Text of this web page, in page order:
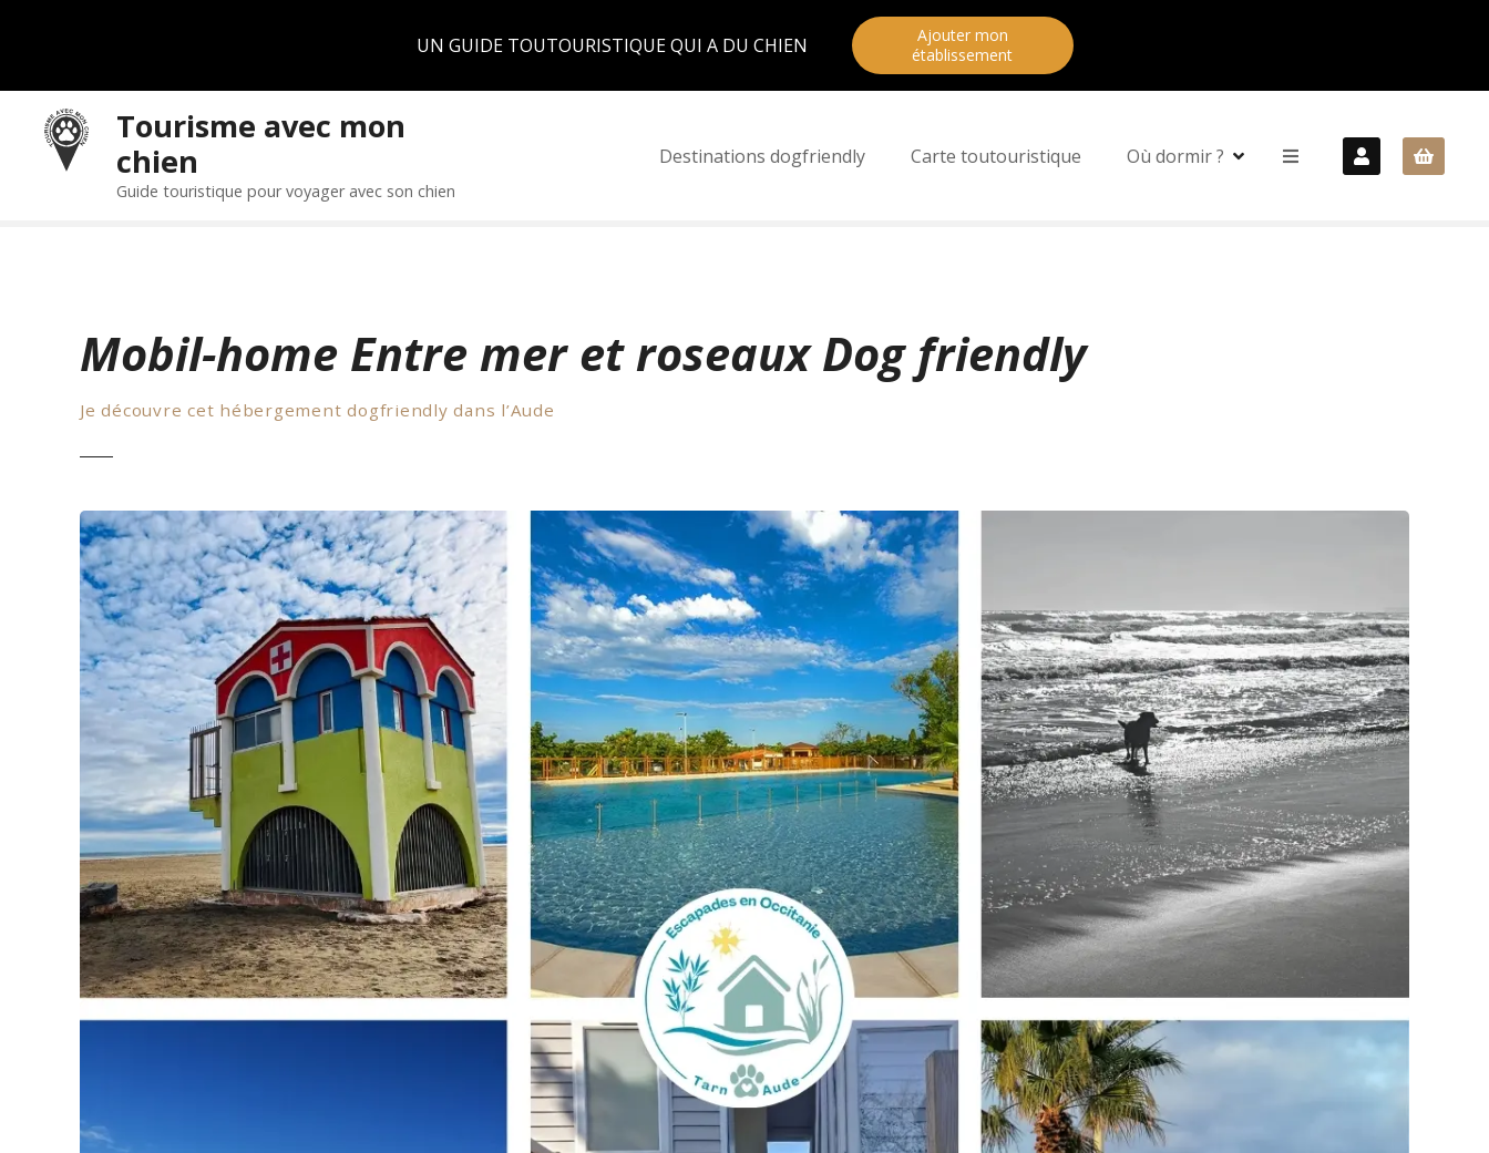
UN GUIDE TOUTOURISTIQUE QUI A DU CHIEN
Ajouter mon
établissement
Tourisme avec mon
chien
Guide touristique pour voyager avec son chien
Destinations dogfriendly Carte toutouristique Où dormir ?
Mobil-home Entre mer et roseaux Dog friendly
Je découvre cet hébergement dogfriendly dans l’Aude